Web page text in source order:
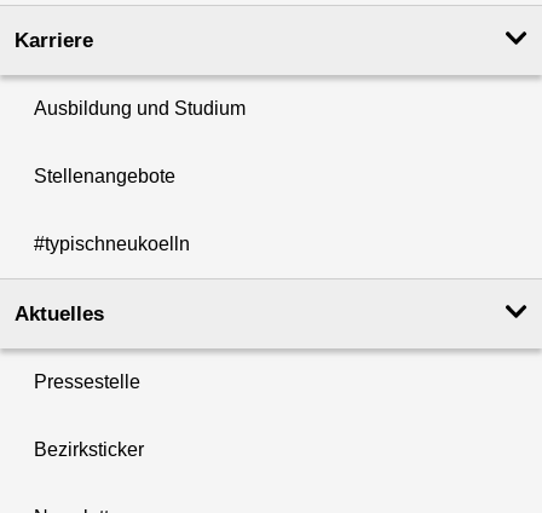
Karriere
Ausbildung und Studium
Stellenangebote
#typischneukoelln
Aktuelles
Pressestelle
Bezirksticker